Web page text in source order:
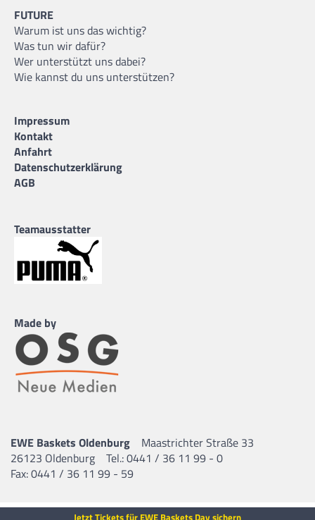
Jetzt Tickets für EWE Baskets Day sichern
FUTURE
Warum ist uns das wichtig?
Was tun wir dafür?
Wer unterstützt uns dabei?
Wie kannst du uns unterstützen?
Impressum
Kontakt
Anfahrt
Datenschutzerklärung
AGB
Teamausstatter
Made by
EWE Baskets Oldenburg
Maastrichter Straße 33
26123 Oldenburg
Tel.: 0441 / 36 11 99 - 0
Fax: 0441 / 36 11 99 - 59